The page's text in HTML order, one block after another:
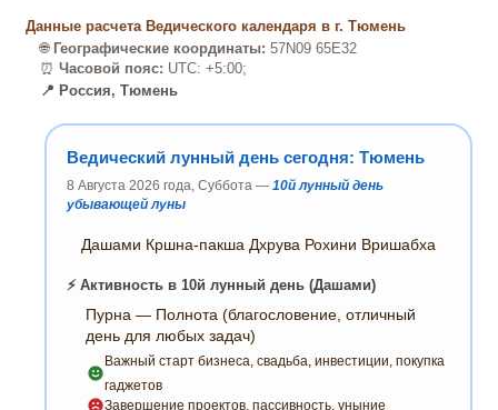
Данные расчета Ведического календаря в г. Тюмень
🌐 Географические координаты: 57N09 65E32
⏰ Часовой пояс: UTC: +5:00;
📍 Россия, Тюмень
Ведический лунный день сегодня: Тюмень
8 Августа 2026 года, Суббота — 10й лунный день
убывающей луны
Дашами Кршна-пакша Дхрува Рохини Вришабха
⚡ Активность в 10й лунный день (Дашами)
Пурна — Полнота (благословение, отличный
день для любых задач)
Важный старт бизнеса, свадьба, инвестиции, покупка
гаджетов
Завершение проектов, пассивность, уныние